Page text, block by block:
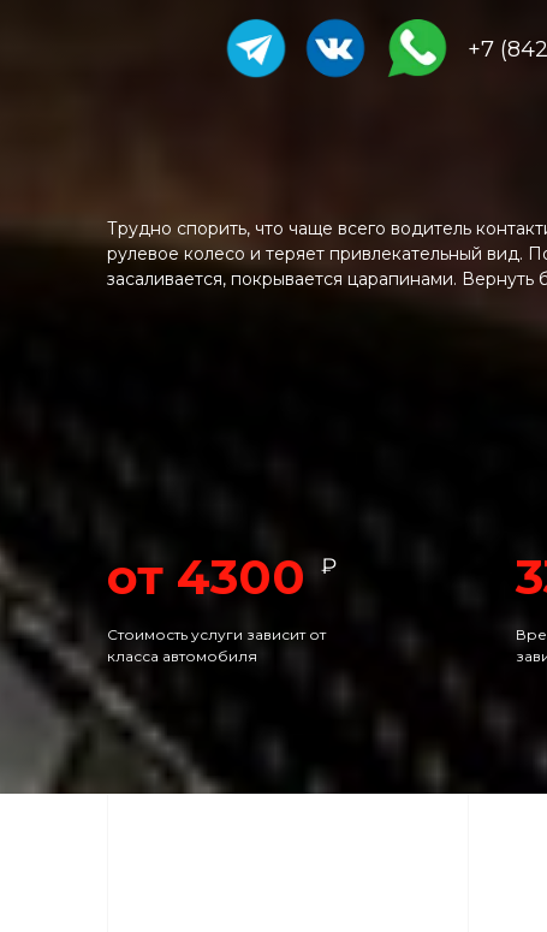
Трудно спорить, что чаще всего водитель
рулевое колесо и теряет привлекательный вид.
засаливается, покрывается царапинами.
от 4300
Стоимость услуги зависит от
класса автомобиля
₽
+7